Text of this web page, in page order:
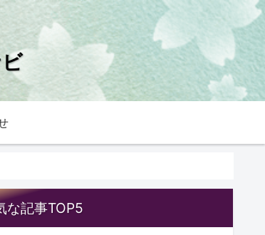
な記事TOP5